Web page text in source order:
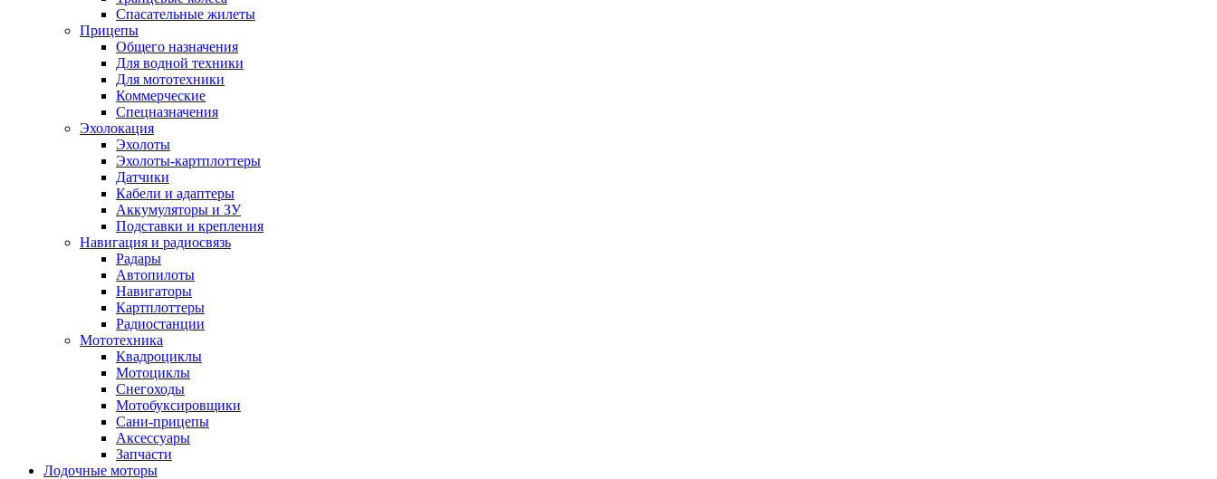
Спасательные жилеты
Прицепы
Общего назначения
Для водной техники
Для мототехники
Коммерческие
Спецназначения
Эхолокация
Эхолоты
Эхолоты-картплоттеры
Датчики
Кабели и адаптеры
Аккумуляторы и ЗУ
Подставки и крепления
Навигация и радиосвязь
Радары
Автопилоты
Навигаторы
Картплоттеры
Радиостанции
Мототехника
Квадроциклы
Мотоциклы
Снегоходы
Мотобуксировщики
Сани-прицепы
Аксессуары
Запчасти
Лодочные моторы